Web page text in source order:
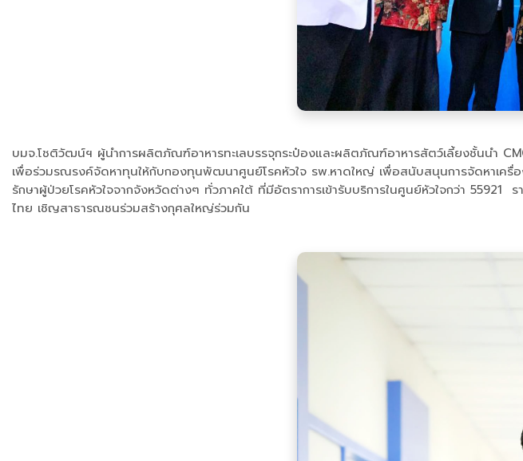
บมจ.โชติวัฒน์ฯ ผู้นำการผลิตภัณฑ์อาหารทะเลบรรจุกระป๋องและผลิตภัณฑ์อาหารสัตว์เลี้ยงชั้นนำ
เพื่อร่วมรณรงค์จัดหาทุนให้กับกองทุนพัฒนาศูนย์โรคหัวใจ รพ.หาดใหญ่ เพื่อสนับสนุนการจัดหาเ
รักษาผู้ป่วยโรคหัวใจจากจังหวัดต่างๆ ทั่วภาคใต้ ที่มีอัตราการเข้ารับบริการในศูนย์หัวใจกว่า
ไทย เชิญสาธารณชนร่วมสร้างกุศลใหญ่ร่วมกัน